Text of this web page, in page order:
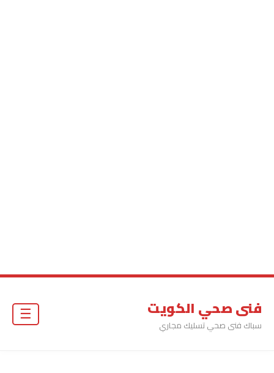
فنى صحي الكويت
سباك فنى صحي تسليك مجاري